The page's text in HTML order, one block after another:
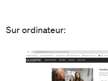
Sur ordinateur: